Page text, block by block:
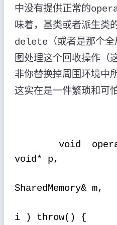
中没有提供正常的
味着，基类或者派生类
delete（或者是那个全
图处理这个回收操作（
非你替换掉周围环境中
这实在是一件繁琐和可
void
void* p,
SharedMemory& m,
i ) throw() {